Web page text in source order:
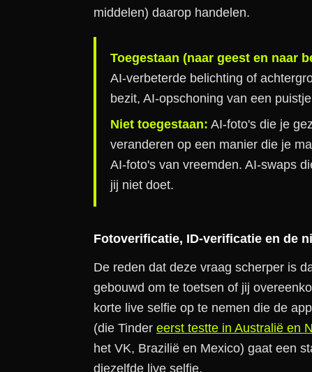
middelen) daarop handelen.
Toegestaan (naar geest en naar
AI-verbeterde belichting of
bezit, AI-opschoning van een
Niet toegestaan: AI-foto's die je
veranderen op een manier die je
AI-foto's van vreemden. AI-swaps
jij niet doet.
Fotoverificatie, ID-verificatie en de
De reden dat deze vraag scherper is
gebouwd om te toetsen of jij
korte live selfie op te nemen die de
(die Tinder eerst testte in Australië en
het VK, Brazilië en Mexico) gaat een
diezelfde live selfie.